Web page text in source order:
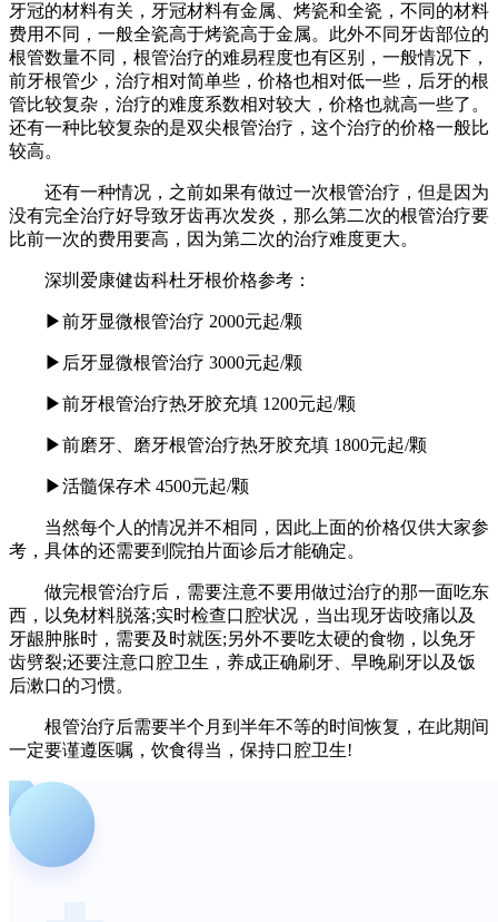
牙冠的材料有关，牙冠材料有金属、烤瓷和全瓷，不同的材料
费用不同，一般全瓷高于烤瓷高于金属。此外不同牙齿部位的
根管数量不同，根管治疗的难易程度也有区别，一般情况下，
前牙根管少，治疗相对简单些，价格也相对低一些，后牙的根
管比较复杂，治疗的难度系数相对较大，价格也就高一些了。
还有一种比较复杂的是双尖根管治疗，这个治疗的价格一般比
较高。
还有一种情况，之前如果有做过一次根管治疗，但是因为
没有完全治疗好导致牙齿再次发炎，那么第二次的根管治疗要
比前一次的费用要高，因为第二次的治疗难度更大。
深圳爱康健齿科杜牙根价格参考：
▶前牙显微根管治疗 2000元起/颗
▶后牙显微根管治疗 3000元起/颗
▶前牙根管治疗热牙胶充填 1200元起/颗
▶前磨牙、磨牙根管治疗热牙胶充填 1800元起/颗
▶活髓保存术 4500元起/颗
当然每个人的情况并不相同，因此上面的价格仅供大家参
考，具体的还需要到院拍片面诊后才能确定。
做完根管治疗后，需要注意不要用做过治疗的那一面吃东
西，以免材料脱落;实时检查口腔状况，当出现牙齿咬痛以及
牙龈肿胀时，需要及时就医;另外不要吃太硬的食物，以免牙
齿劈裂;还要注意口腔卫生，养成正确刷牙、早晚刷牙以及饭
后漱口的习惯。
根管治疗后需要半个月到半年不等的时间恢复，在此期间
一定要谨遵医嘱，饮食得当，保持口腔卫生!